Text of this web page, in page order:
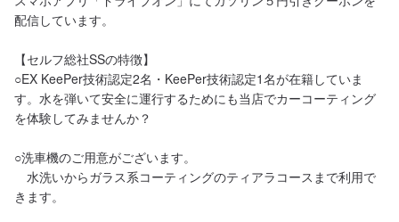
配信しています。
【セルフ総社SSの特徴】
○EX KeePer技術認定2名・KeePer技術認定1名が在籍していま
す。水を弾いて安全に運行するためにも当店でカーコーティング
を体験してみませんか？
○洗車機のご用意がございます。
水洗いからガラス系コーティングのティアラコースまで利用で
きます。